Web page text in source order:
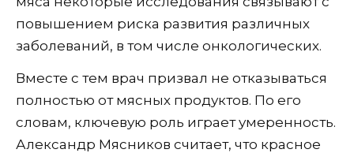
повышением риска развития различных
заболеваний, в том числе онкологических.
Вместе с тем врач призвал не отказываться
полностью от мясных продуктов. По его
словам, ключевую роль играет умеренность.
Александр Мясников считает, что красное